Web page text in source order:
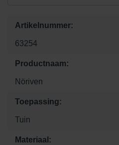
Artikelnummer:
63254
Productnaam:
Nöriven
Toepassing:
Tuin
Materiaal: